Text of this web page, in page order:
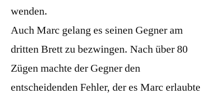
wenden.
Auch Marc gelang es seinen Gegner am
dritten Brett zu bezwingen. Nach über 80
Zügen machte der Gegner den
entscheidenden Fehler, der es Marc erlaubte